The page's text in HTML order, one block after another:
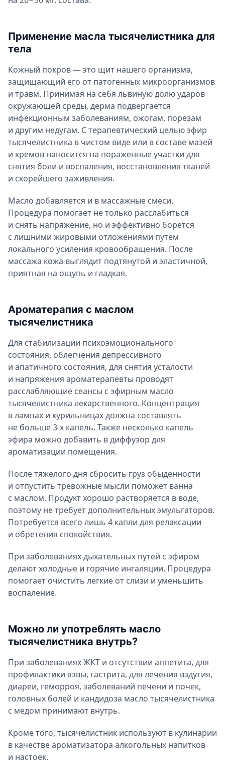
Применение масла тысячелистника для
тела
Кожный покров — это щит нашего организма,
защищающий его от патогенных микроорганизмов
и травм. Принимая на себя львиную долю ударов
окружающей среды, дерма подвергается
инфекционным заболеваниям, ожогам, порезам
и другим недугам. С терапевтический целью эфир
тысячелистника в чистом виде или в составе мазей
и кремов наносится на пораженные участки для
снятия боли и воспаления, восстановления тканей
и скорейшего заживления.
Масло добавляется и в массажные смеси.
Процедура помогает не только расслабиться
и снять напряжение, но и эффективно борется
с лишними жировыми отложениями путем
локального усиления кровообращения. После
массажа кожа выглядит подтянутой и эластичной,
приятная на ощупь и гладкая.
Ароматерапия с маслом
тысячелистника
Для стабилизации психоэмоционального
состояния, облегчения депрессивного
и апатичного состояния, для снятия усталости
и напряжения ароматерапевты проводят
расслабляющие сеансы с эфирным масло
тысячелистника лекарственного. Концентрация
в лампах и курильницах должна составлять
не больше 3-х капель. Также несколько капель
эфира можно добавить в диффузор для
ароматизации помещения.
После тяжелого дня сбросить груз обыденности
и отпустить тревожные мысли поможет ванна
с маслом. Продукт хорошо растворяется в воде,
поэтому не требует дополнительных эмульгаторов.
Потребуется всего лишь 4 капли для релаксации
и обретения спокойствия.
При заболеваниях дыхательных путей с эфиром
делают холодные и горячие ингаляции. Процедура
помогает очистить легкие от слизи и уменьшить
воспаление.
Можно ли употреблять масло
тысячелистника внутрь?
При заболеваниях ЖКТ и отсутствии аппетита, для
профилактики язвы, гастрита, для лечения вздутия,
диареи, геморроя, заболеваний печени и почек,
головных болей и кандидоза масло тысячелистника
с медом принимают внутрь.
Кроме того, тысячелистник используют в кулинарии
в качестве ароматизатора алкогольных напитков
и настоек.